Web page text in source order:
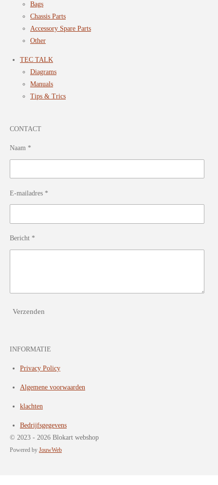
Bags
Chassis Parts
Accessory Spare Parts
Other
TEC TALK
Diagrams
Manuals
Tips & Trics
CONTACT
Naam *
E-mailadres *
Bericht *
Verzenden
INFORMATIE
Privacy Policy
Algemene voorwaarden
klachten
Bedrijfsgegevens
© 2023 - 2026 Blokart webshop
Powered by JouwWeb